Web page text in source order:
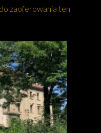
zaoferowania ten